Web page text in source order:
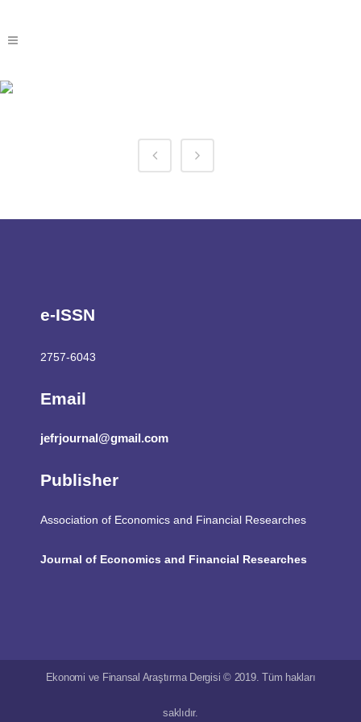
e-ISSN
2757-6043
Email
jefrjournal@gmail.com
Publisher
Association of Economics and Financial Researches
Journal of Economics and Financial Researches
Ekonomi ve Finansal Araştırma Dergisi © 2019. Tüm hakları
saklıdır.